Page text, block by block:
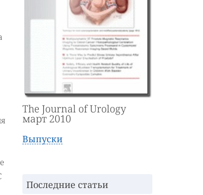
The Journal of Urology
март 2010
Выпуски
Последние статьи